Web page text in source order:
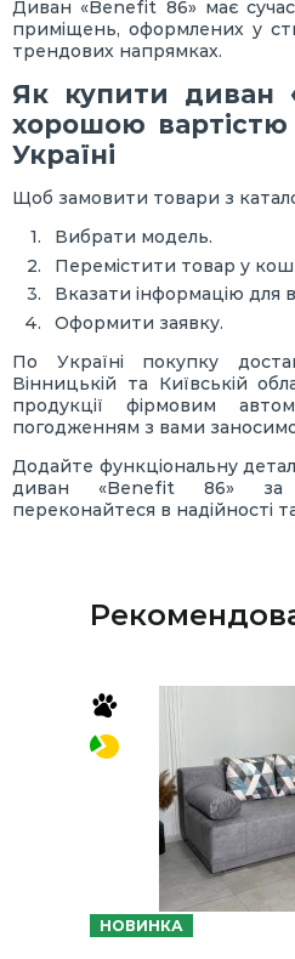
Диван «Benefit 86» має
приміщень, оформлених у
трендових напрямках.
Як купити диван
хорошою
Україні
Щоб замовити товари з
Вибрати модель.
Перемістити товар у
Вказати інформацію для
Оформити заявку.
По Україні покупку
Вінницькій та Київській
продукції фірмовим
погодженням з вами заносимо
Додайте функціональну
диван «Benefit 86» за
переконайтеся в надійності
НОВИНКА